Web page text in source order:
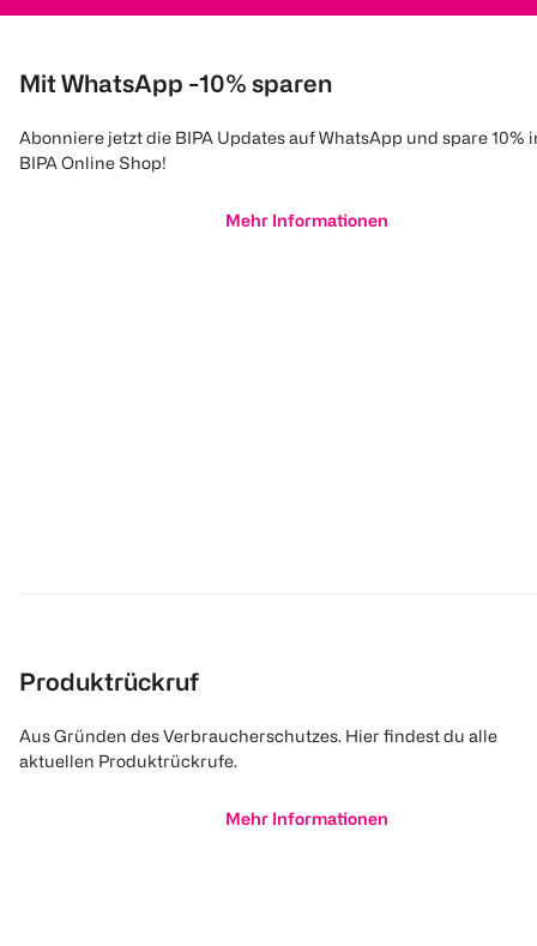
Mit WhatsApp -10% sparen
Abonniere jetzt die BIPA Updates auf WhatsApp und spare 10%
BIPA Online Shop!
Mehr Informationen
Produktrückruf
Aus Gründen des Verbraucherschutzes. Hier findest du alle
aktuellen Produktrückrufe.
Mehr Informationen